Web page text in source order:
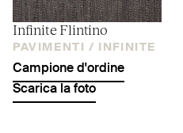
Infinite Flintino
PAVIMENTI / INFINITE
Campione d'ordine
Scarica la foto